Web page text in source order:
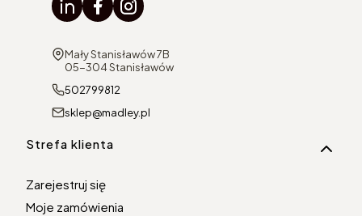
Adres:
Mały Stanisławów 7B
05-304 Stanisławów
502799812
sklep@madley.pl
Linki w stopce
Strefa klienta
Zarejestruj się
Moje zamówienia